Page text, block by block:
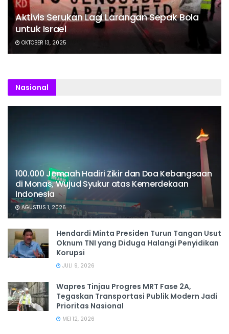
Aktivis Serukan Lagi Larangan Sepak Bola
untuk Israel
OKTOBER 13, 2025
Nasional
100.000 Jemaah Hadiri Zikir dan Doa Kebangsaan
di Monas, Wujud Syukur atas Kemerdekaan
Indonesia
AGUSTUS 1, 2026
Hendardi Minta Presiden Turun Tangan Usut
Oknum TNI yang Diduga Halangi Penyidikan
Korupsi
JULI 9, 2026
Wapres Tinjau Progres MRT Fase 2A,
Tegaskan Transportasi Publik Modern Jadi
Prioritas Nasional
MEI 12, 2026